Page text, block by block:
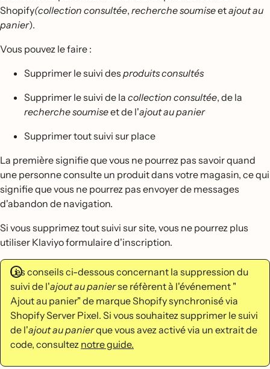
Shopify(collection consultée, recherche soumiseetajout au
panier).
Vous pouvez le faire :
Supprimer le suivi des produits consultés
Supprimer le suivi de la collection consultée, de la
recherche soumiseet de l'ajout au panier
Supprimer tout suivi sur place
La première signifie que vous ne pourrez pas savoir quand
une personne consulte un produit dans votre magasin, ce qui
signifie que vous ne pourrez pas envoyer de messages
d'abandon de navigation.
Si vous supprimez tout suivi sur site, vous ne pourrez plus
utiliser Klaviyo formulaire d'inscription.
Les conseils ci-dessous concernant la suppression du
suivi de l'ajoutau panierse réfèrent à l'événement "
Ajout au panier" de marque Shopify synchronisé via
Shopify Server Pixel. Si vous souhaitez supprimer le suivi
de l'ajout au panierque vous avez activé via un extrait de
code, consultez notre guide.